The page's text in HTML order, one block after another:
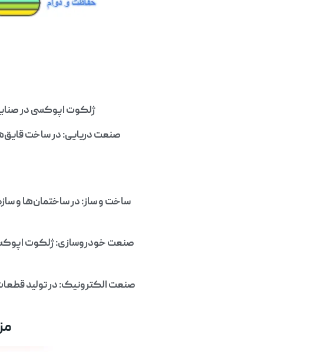
ژلکوت اپوکسی در صنایع
صنعت دریایی: در ساخت
ساخت و ساز: در ساختمان‌ها و
صنعت خودروسازی: ژلکوت
صنعت الکترونیک: در تولید